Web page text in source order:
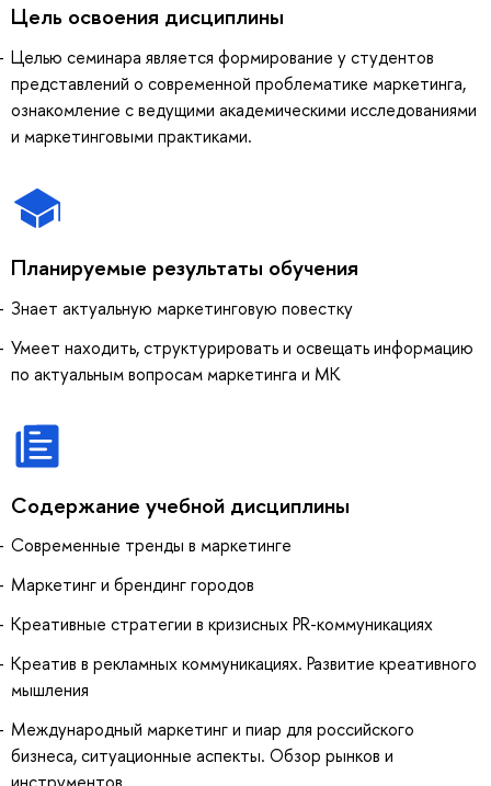
Цель освоения дисциплины
Целью семинара является формирование у студентов
представлений о современной проблематике маркетинга,
ознакомление с ведущими академическими исследованиями
и маркетинговыми практиками.
Планируемые результаты обучения
Знает актуальную маркетинговую повестку
Умеет находить, структурировать и освещать информацию
по актуальным вопросам маркетинга и МК
Содержание учебной дисциплины
Современные тренды в маркетинге
Маркетинг и брендинг городов
Креативные стратегии в кризисных PR-коммуникациях
Креатив в рекламных коммуникациях. Развитие креативного
мышления
Международный маркетинг и пиар для российского
бизнеса, ситуационные аспекты. Обзор рынков и